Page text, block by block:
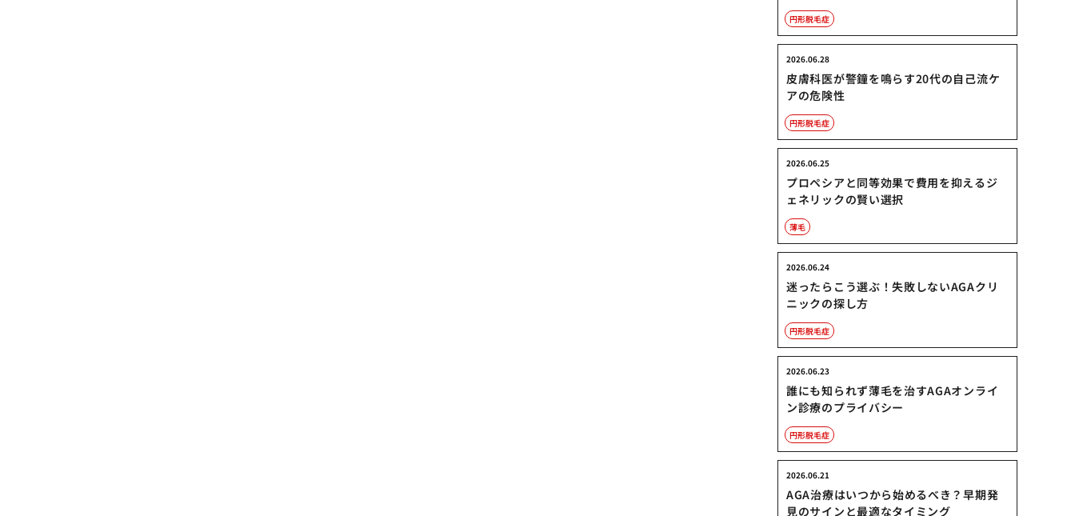
円形脱毛症
皮膚科医が警鐘を鳴らす20代の自己流ケ
アの危険性
2026.06.28
円形脱毛症
プロペシアと同等効果で費用を抑えるジ
ェネリックの賢い選択
2026.06.25
薄毛
迷ったらこう選ぶ！失敗しないAGAクリ
ニックの探し方
2026.06.24
円形脱毛症
誰にも知られず薄毛を治すAGAオンライ
ン診療のプライバシー
2026.06.23
円形脱毛症
AGA治療はいつから始めるべき？早期発
見のサインと最適なタイミング
2026.06.21